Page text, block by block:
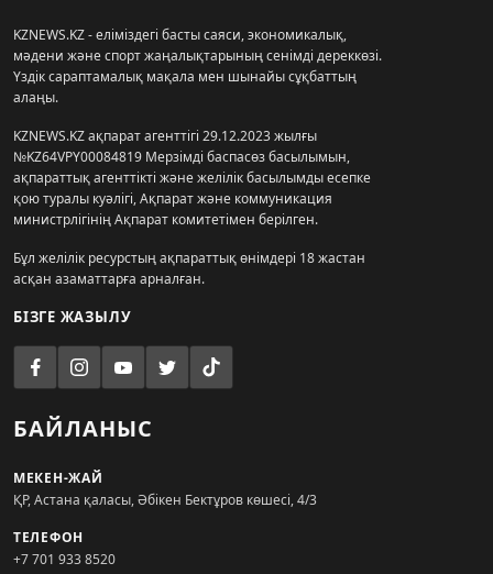
KZNEWS.KZ - еліміздегі басты саяси, экономикалық,
мәдени және спорт жаңалықтарының сенімді дереккөзі.
Үздік сараптамалық мақала мен шынайы сұқбаттың
алаңы.
KZNEWS.KZ ақпарат агенттігі 29.12.2023 жылғы
№KZ64VPY00084819 Мерзімді баспасөз басылымын,
ақпараттық агенттікті және желілік басылымды есепке
қою туралы куәлігі, Ақпарат және коммуникация
министрлігінің Ақпарат комитетімен берілген.
Бұл желілік ресурстың ақпараттық өнімдері 18 жастан
асқан азаматтарға арналған.
БІЗГЕ ЖАЗЫЛУ
БАЙЛАНЫС
МЕКЕН-ЖАЙ
ҚР, Астана қаласы, Әбікен Бектұров көшесі, 4/3
ТЕЛЕФОН
+7 701 933 8520